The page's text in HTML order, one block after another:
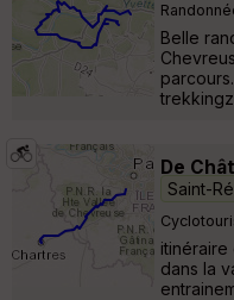
Belle
De
Saint-
itinéraire
dans la